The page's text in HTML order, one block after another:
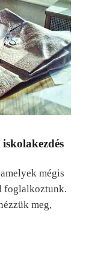
mégis
foglalkoztunk.
meg,